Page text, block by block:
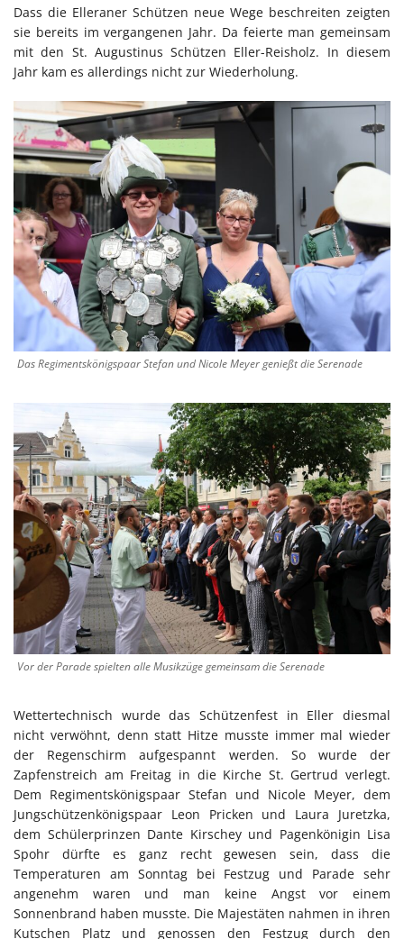
Dass die Elleraner Schützen neue Wege beschreiten zeigten
sie bereits im vergangenen Jahr. Da feierte man gemeinsam
mit den St. Augustinus Schützen Eller-Reisholz. In diesem
Jahr kam es allerdings nicht zur Wiederholung.
Das Regimentskönigspaar Stefan und Nicole Meyer genießt die Serenade
Vor der Parade spielten alle Musikzüge gemeinsam die Serenade
Wettertechnisch wurde das Schützenfest in Eller diesmal
nicht verwöhnt, denn statt Hitze musste immer mal wieder
der Regenschirm aufgespannt werden. So wurde der
Zapfenstreich am Freitag in die Kirche St. Gertrud verlegt.
Dem Regimentskönigspaar Stefan und Nicole Meyer, dem
Jungschützenkönigspaar Leon Pricken und Laura Juretzka,
dem Schülerprinzen Dante Kirschey und Pagenkönigin Lisa
Spohr dürfte es ganz recht gewesen sein, dass die
Temperaturen am Sonntag bei Festzug und Parade sehr
angenehm waren und man keine Angst vor einem
Sonnenbrand haben musste. Die Majestäten nahmen in ihren
Kutschen Platz und genossen den Festzug durch den